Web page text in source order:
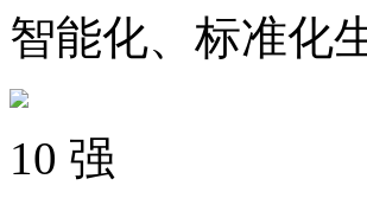
智能化、标准化
10 强